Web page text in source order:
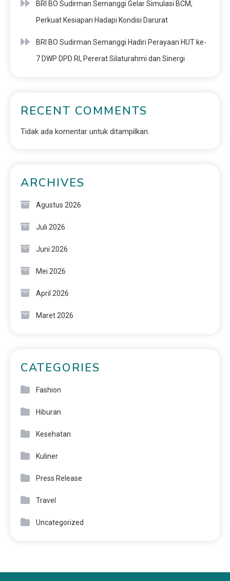
BRI BO Sudirman Semanggi Gelar Simulasi BCM,
Perkuat Kesiapan Hadapi Kondisi Darurat
BRI BO Sudirman Semanggi Hadiri Perayaan HUT ke-
7 DWP DPD RI, Pererat Silaturahmi dan Sinergi
RECENT COMMENTS
Tidak ada komentar untuk ditampilkan.
ARCHIVES
Agustus 2026
Juli 2026
Juni 2026
Mei 2026
April 2026
Maret 2026
CATEGORIES
Fashion
Hiburan
Kesehatan
Kuliner
Press Release
Travel
Uncategorized